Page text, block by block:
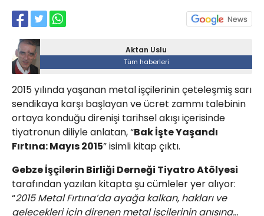
Aktan Uslu
Tüm haberleri
2015 yılında yaşanan metal işçilerinin çeteleşmiş sarı
sendikaya karşı başlayan ve ücret zammı talebinin
ortaya konduğu direnişi tarihsel akışı içerisinde
tiyatronun diliyle anlatan, “Bak İşte Yaşandı
Fırtına: Mayıs 2015” isimli kitap çıktı.
Gebze İşçilerin Birliği Derneği Tiyatro Atölyesi
tarafından yazılan kitapta şu cümleler yer alıyor:
“2015 Metal Fırtına’da ayağa kalkan, hakları ve
gelecekleri için direnen metal işçilerinin anısına…